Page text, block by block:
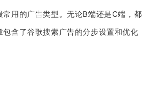
常用的广告类型。无论B端还是C端，都
包含了谷歌搜索广告的分步设置和优化